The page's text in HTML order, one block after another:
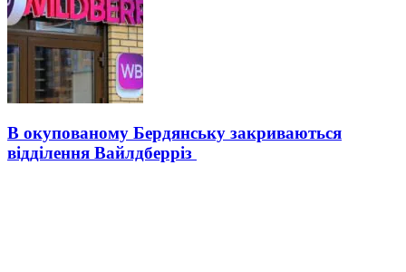
В окупованому Бердянську закриваються
відділення Вайлдберріз